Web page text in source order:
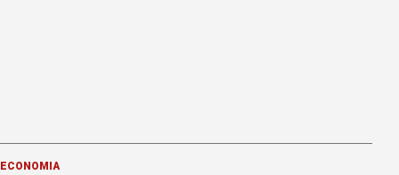
ECONOMÍA